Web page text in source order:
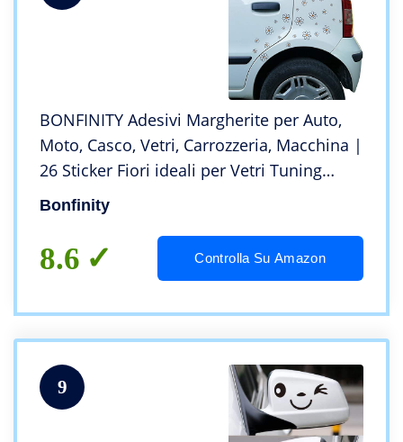
BONFINITY Adesivi Margherite per Auto,
Moto, Casco, Vetri, Carrozzeria, Macchina |
26 Sticker Fiori ideali per Vetri Tuning
Autoadesivi
Bonfinity
8.6 Controlla Su Amazon
9